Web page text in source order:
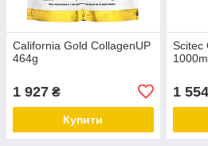
California Gold CollagenUP
464g
1 927 ₴
Купити
Scitec
1 554